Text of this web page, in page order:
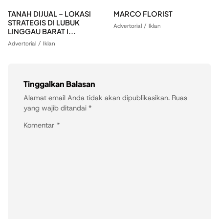
TANAH DIJUAL – LOKASI
STRATEGIS DI LUBUK
LINGGAU BARAT I...
Advertorial / Iklan
MARCO FLORIST
Advertorial / Iklan
Tinggalkan Balasan
Alamat email Anda tidak akan dipublikasikan. Ruas
yang wajib ditandai *
Komentar *